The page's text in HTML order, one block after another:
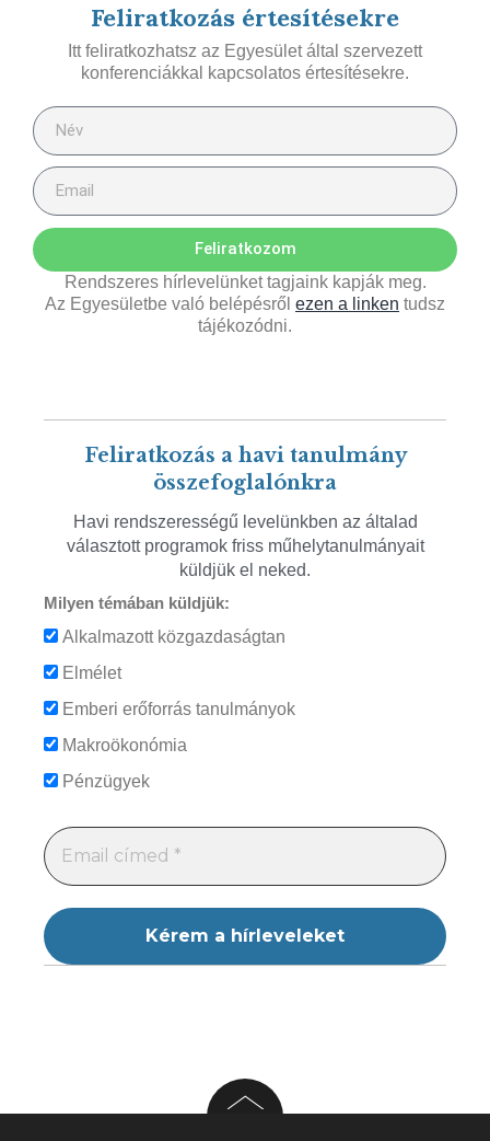
Feliratkozás értesítésekre
Itt feliratkozhatsz az Egyesület által szervezett
konferenciákkal kapcsolatos értesítésekre.
Feliratkozom
Rendszeres hírlevelünket tagjaink kapják meg.
Az Egyesületbe való belépésről ezen a linken tudsz
tájékozódni.
Feliratkozás a havi tanulmány
összefoglalónkra
Havi rendszerességű levelünkben az általad
választott programok friss műhelytanulmányait
küldjük el neked.
Milyen témában küldjük:
Alkalmazott közgazdaságtan
Elmélet
Emberi erőforrás tanulmányok
Makroökonómia
Pénzügyek